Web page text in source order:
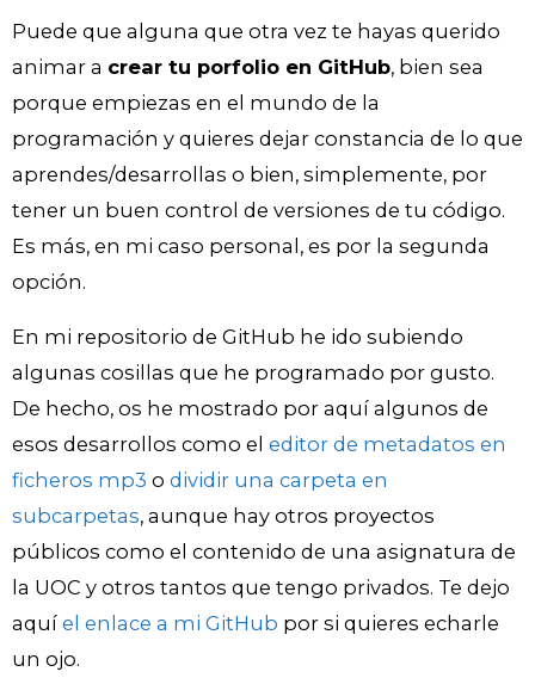
Puede que alguna que otra vez te hayas querido
animar a crear tu porfolio en GitHub, bien sea
porque empiezas en el mundo de la
programación y quieres dejar constancia de lo que
aprendes/desarrollas o bien, simplemente, por
tener un buen control de versiones de tu código.
Es más, en mi caso personal, es por la segunda
opción.
En mi repositorio de GitHub he ido subiendo
algunas cosillas que he programado por gusto.
De hecho, os he mostrado por aquí algunos de
esos desarrollos como el editor de metadatos en
ficheros mp3 o dividir una carpeta en
subcarpetas, aunque hay otros proyectos
públicos como el contenido de una asignatura de
la UOC y otros tantos que tengo privados. Te dejo
aquí el enlace a mi GitHub por si quieres echarle
un ojo.